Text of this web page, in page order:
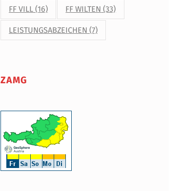
FF VILL (16) FF WILTEN (33)
LEISTUNGSABZEICHEN (7)
ZAMG